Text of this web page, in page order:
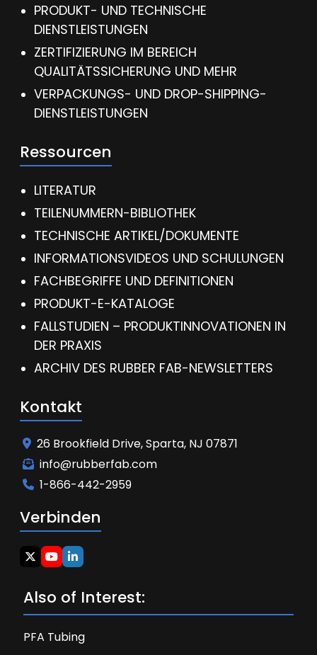
PRODUKT- UND TECHNISCHE
DIENSTLEISTUNGEN
ZERTIFIZIERUNG IM BEREICH
QUALITÄTSSICHERUNG UND MEHR
VERPACKUNGS- UND DROP-SHIPPING-
DIENSTLEISTUNGEN
Ressourcen
LITERATUR
TEILENUMMERN-BIBLIOTHEK
TECHNISCHE ARTIKEL/DOKUMENTE
INFORMATIONSVIDEOS UND SCHULUNGEN
FACHBEGRIFFE UND DEFINITIONEN
PRODUKT-E-KATALOGE
FALLSTUDIEN – PRODUKTINNOVATIONEN IN
DER PRAXIS
ARCHIV DES RUBBER FAB-NEWSLETTERS
Kontakt
26 Brookfield Drive, Sparta, NJ 07871
info@rubberfab.com
1-866-442-2959
Verbinden
Also of Interest:
PFA Tubing